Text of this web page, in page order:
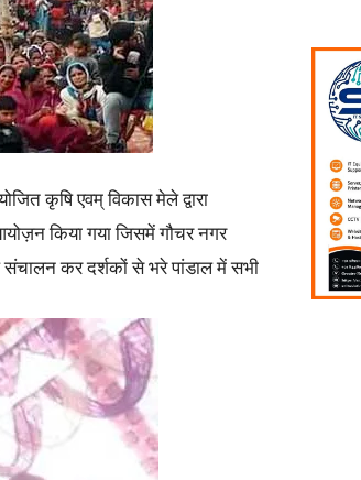
कृषि एवम् विकास मेले द्वारा
किया गया जिसमें गौचर नगर
कर दर्शकों से भरे पांडाल में सभी